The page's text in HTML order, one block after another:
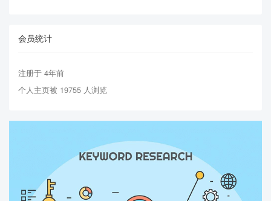
会员统计
注册于 4年前
个人主页被 19755 人浏览